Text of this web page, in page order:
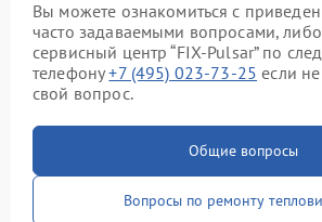
Вы можете ознакомиться с
часто задаваемыми вопросами,
сервисный центр “FIX-Pulsar” по
телефону+7 (495) 023-73-25 если
свой вопрос.
Общие вопросы
Вопросы по ремонту